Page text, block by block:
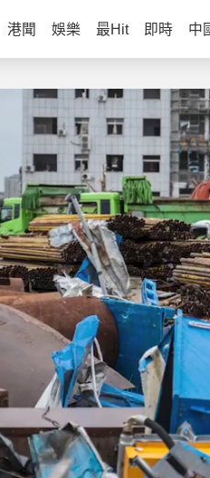
港聞 娛樂 最Hit 即時 中